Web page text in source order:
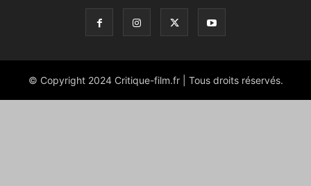
© Copyright 2024 Critique-film.fr | Tous droits réservés.